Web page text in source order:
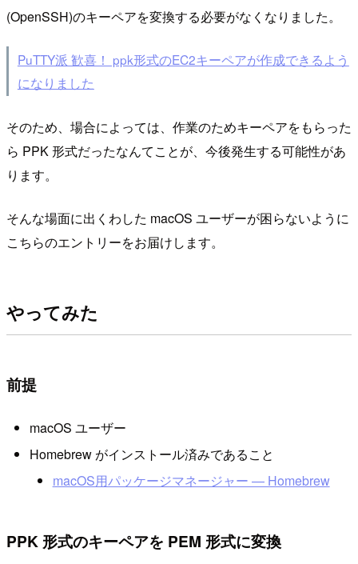
(OpenSSH)のキーペアを変換する必要がなくなりました。
PuTTY派 歓喜！ ppk形式のEC2キーペアが作成できるよう
になりました
そのため、場合によっては、作業のためキーペアをもらった
ら PPK 形式だったなんてことが、今後発生する可能性があ
ります。
そんな場面に出くわした macOS ユーザーが困らないように
こちらのエントリーをお届けします。
やってみた
前提
macOS ユーザー
Homebrew がインストール済みであること
macOS用パッケージマネージャー — Homebrew
PPK 形式のキーペアを PEM 形式に変換